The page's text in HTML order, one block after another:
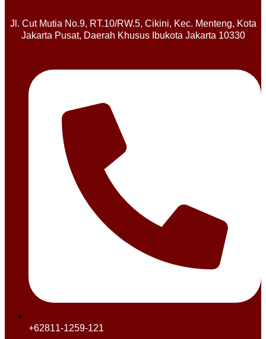
Jl. Cut Mutia No.9, RT.10/RW.5, Cikini, Kec. Menteng, Kota
Jakarta Pusat, Daerah Khusus Ibukota Jakarta 10330
+62811-1259-121